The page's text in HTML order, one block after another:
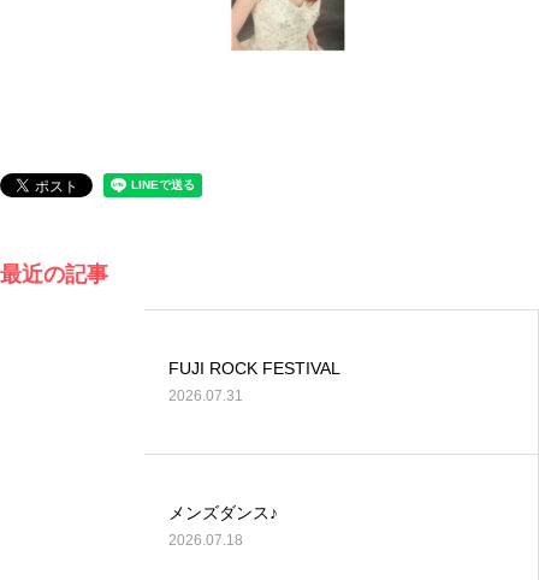
最近の記事
FUJI ROCK FESTIVAL
2026.07.31
メンズダンス♪
2026.07.18